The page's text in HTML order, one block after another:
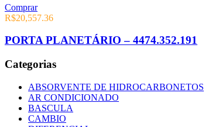
Comprar
R$20,557.36
PORTA PLANETÁRIO – 4474.352.191
Categorias
ABSORVENTE DE HIDROCARBONETOS
AR CONDICIONADO
BASCULA
CAMBIO